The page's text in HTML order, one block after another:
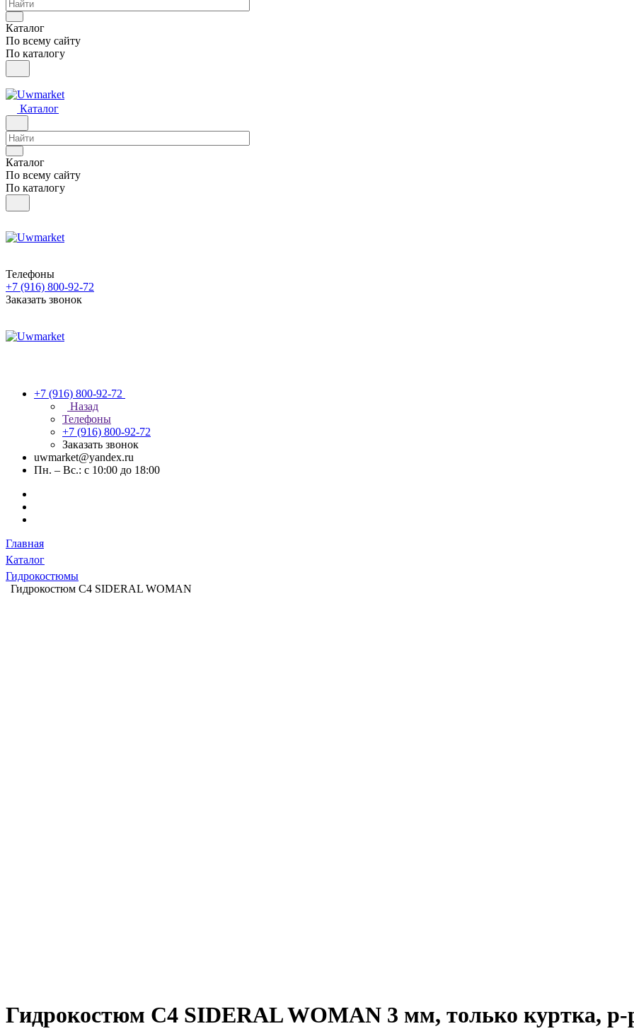
Каталог
По всему сайту
По каталогу
Каталог
Каталог
По всему сайту
По каталогу
Телефоны
+7 (916) 800-92-72
Заказать звонок
+7 (916) 800-92-72
Назад
Телефоны
+7 (916) 800-92-72
Заказать звонок
uwmarket@yandex.ru
Пн. – Вс.: с 10:00 до 18:00
Главная
Каталог
Гидрокостюмы
Гидрокостюм C4 SIDERAL WOMAN
Гидрокостюм C4 SIDERAL WOMAN 3 мм, только куртка,